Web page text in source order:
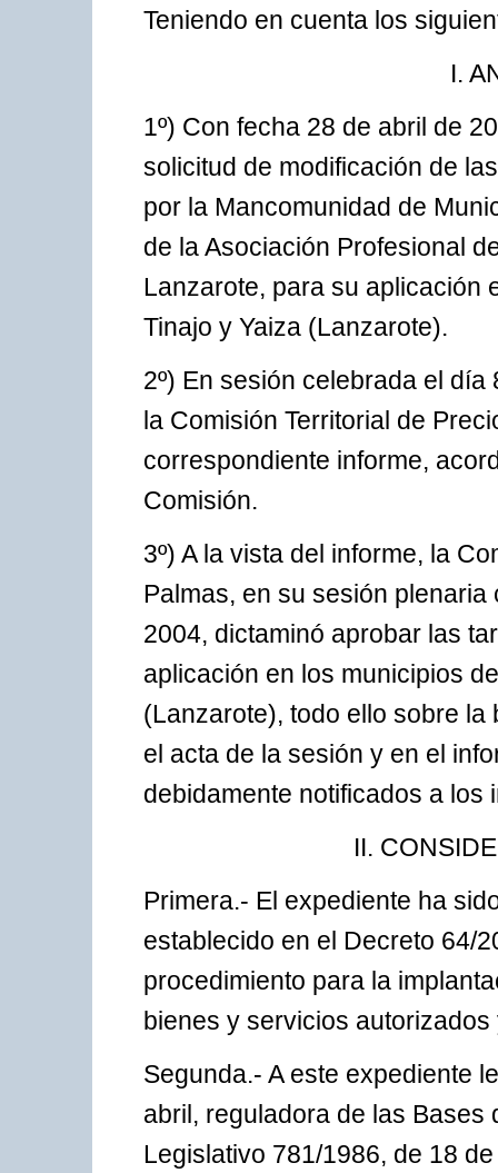
Teniendo en cuenta los
I.
1º) Con fecha 28 de abril de
solicitud de modificación de
por la Mancomunidad de
de la Asociación Profesional
Lanzarote, para su aplicación
Tinajo y Yaiza (Lanzarote).
2º) En sesión celebrada el
la Comisión Territorial de
correspondiente informe,
Comisión.
3º) A la vista del informe, la
Palmas, en su sesión
2004, dictaminó aprobar las
aplicación en los municipios
(Lanzarote), todo ello sobre
el acta de la sesión y en el
debidamente notificados a los
II.
Primera.- El expediente ha
establecido en el Decreto 64/
procedimiento para la
bienes y servicios
Segunda.- A este expediente
abril, reguladora de las Bases
Legislativo 781/1986, de 18